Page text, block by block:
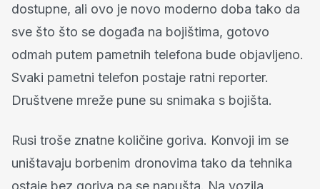
dostupne, ali ovo je novo moderno doba tako da
sve što što se događa na bojištima, gotovo
odmah putem pametnih telefona bude objavljeno.
Svaki pametni telefon postaje ratni reporter.
Društvene mreže pune su snimaka s bojišta.
Rusi troše znatne količine goriva. Konvoji im se
uništavaju borbenim dronovima tako da tehnika
ostaje bez goriva pa se napušta. Na vozila